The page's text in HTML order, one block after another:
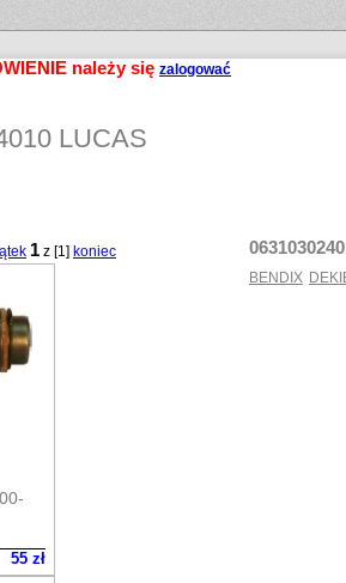
należy się zalogować
LUCAS
BENDIX
1 z [1] koniec
55 zł